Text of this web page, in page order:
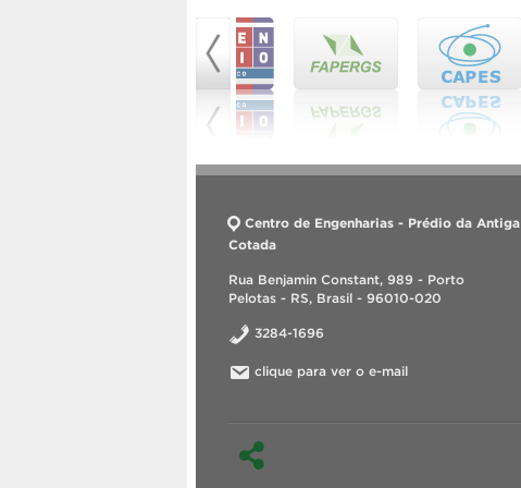
Centro de Engenharias - Prédio da Antiga
Cotada
Rua Benjamin Constant, 989 - Porto
Pelotas - RS, Brasil - 96010-020
3284-1696
clique para ver o e-mail